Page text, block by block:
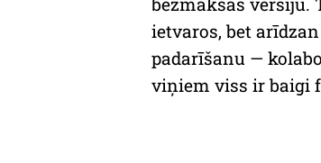
ietvaros, bet
padarīšanu —
viņiem viss ir baigi